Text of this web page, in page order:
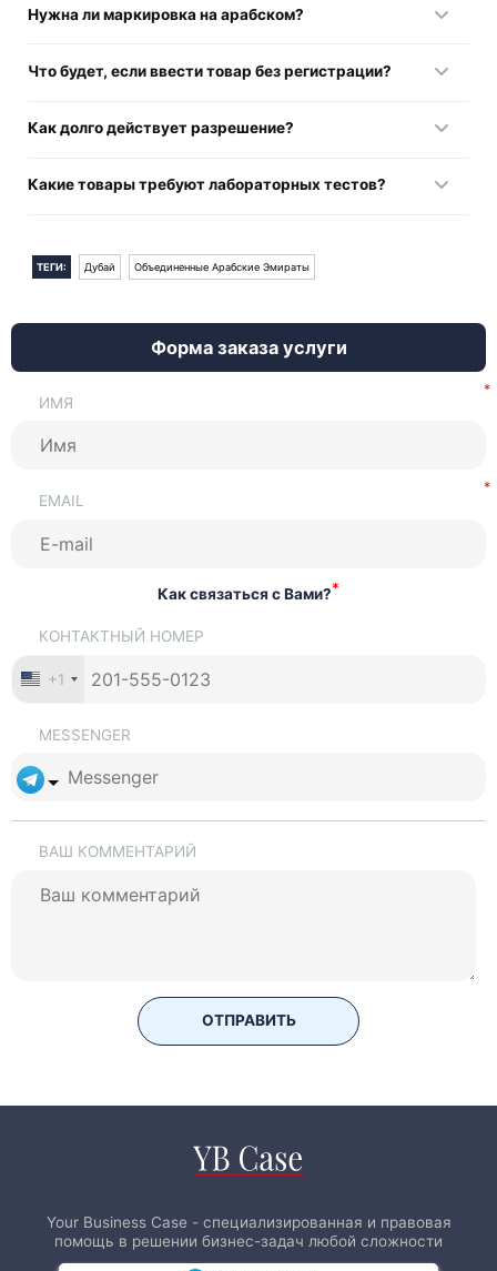
Нужна ли маркировка на арабском?
дублироваться на двух языках.
Что будет, если ввести товар без регистрации?
Как долго действует разрешение?
существенного изменения состава.
Какие товары требуют лабораторных тестов?
ТЕГИ: Дубай Объединенные Арабские Эмираты
Форма заказа услуги
ИМЯ
EMAIL
Как связаться с Вами?*
КОНТАКТНЫЙ НОМЕР
+1
MESSENGER
ВАШ КОММЕНТАРИЙ
ОТПРАВИТЬ
Your Business Case - специализированная и правовая
помощь в решении бизнес-задач любой сложности